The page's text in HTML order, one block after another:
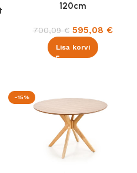
120cm
700,09€ 595,08 €
Lisa korvi
-15%